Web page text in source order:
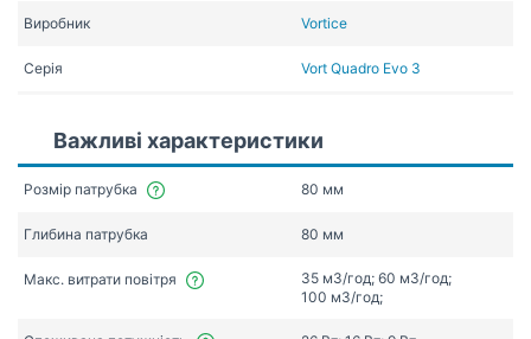
Виробник Vortice
Серія Vort Quadro Evo 3
Важливі характеристики
Розмір патрубка 80 мм
Глибина патрубка 80 мм
Макс. витрати повітря
З5 мЗ/год; 60 мЗ/год;
100 мЗ/год;